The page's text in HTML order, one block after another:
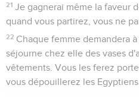
21 Je gagnerai même la faveur
quand vous partirez, vous ne
22 Chaque femme demandera
séjourne chez elle des vases
vêtements. Vous les ferez
vous dépouillerez les